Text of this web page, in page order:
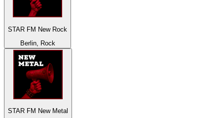
STAR FM New Rock
Berlin, Rock
STAR FM New Metal